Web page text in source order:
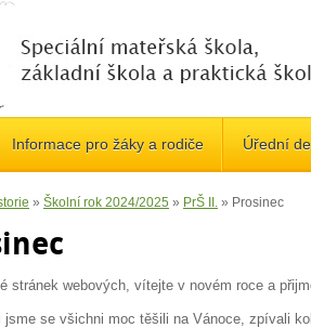
Informace pro žáky a rodiče Úřední
» Školní rok 2024/2025 » PrŠ II. » Prosinec
stránek webových, vítejte v novém roce a
jsme se všichni moc těšili na Vánoce, zpívali